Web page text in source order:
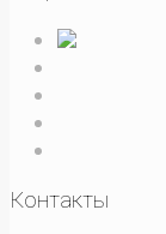
Контакты